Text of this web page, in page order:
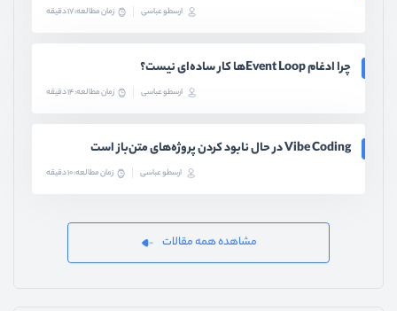
ارسطو عباسی زمان مطالعه: 17 دقیقه
چرا ادغام Event Loopها کار ساده‌ای نیست؟
ارسطو عباسی زمان مطالعه: 14 دقیقه
Vibe Coding در حال نابود کردن پروژه‌های متن‌باز است
ارسطو عباسی زمان مطالعه: 10 دقیقه
مشاهده همه مقالات